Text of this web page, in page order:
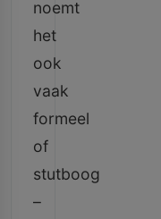
noemt
het
ook
vaak
formeel
of
stutboog
–